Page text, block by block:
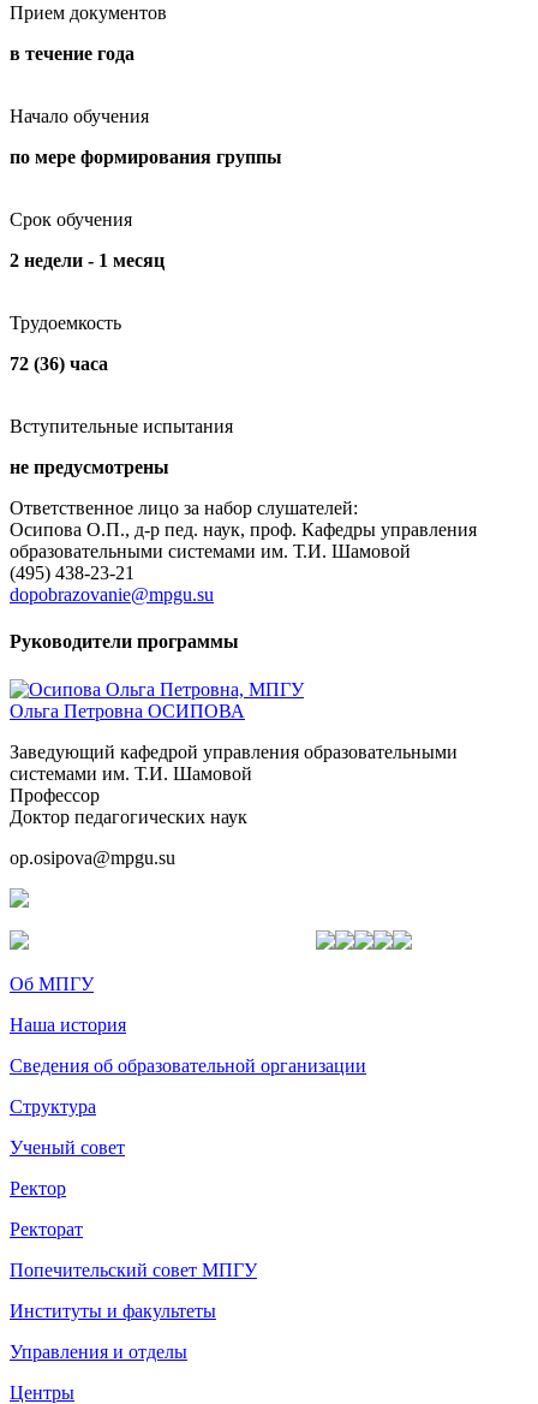
Прием документов
в течение года
Начало обучения
по мере формирования группы
Срок обучения
2 недели - 1 месяц
Трудоемкость
72 (36) часа
Вступительные испытания
не предусмотрены
Ответственное лицо за набор слушателей:
Осипова О.П., д-р пед. наук, проф. Кафедры управления
образовательными системами им. Т.И. Шамовой
(495) 438-23-21
dopobrazovanie@mpgu.su
Руководители программы
Ольга Петровна ОСИПОВА
Заведующий кафедрой управления образовательными
системами им. Т.И. Шамовой
Профессор
Доктор педагогических наук
op.osipova@mpgu.su
Об МПГУ
Наша история
Сведения об образовательной организации
Структура
Ученый совет
Ректор
Ректорат
Попечительский совет МПГУ
Институты и факультеты
Управления и отделы
Центры